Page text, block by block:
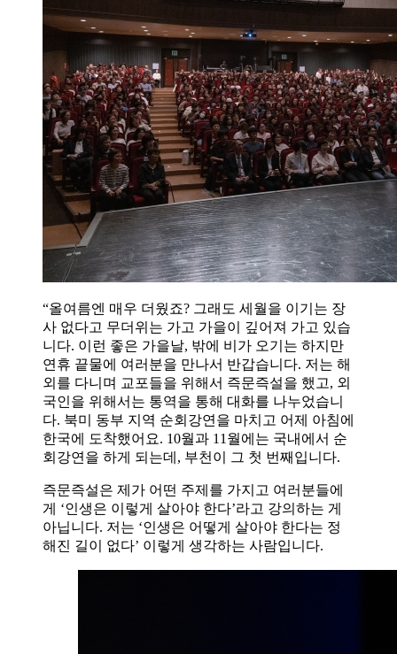
“올여름엔 매우 더웠죠? 그래도 세월을 이기는 장
사 없다고 무더위는 가고 가을이 깊어져 가고 있습
니다. 이런 좋은 가을날, 밖에 비가 오기는 하지만
연휴 끝물에 여러분을 만나서 반갑습니다. 저는 해
외를 다니며 교포들을 위해서 즉문즉설을 했고, 외
국인을 위해서는 통역을 통해 대화를 나누었습니
다. 북미 동부 지역 순회강연을 마치고 어제 아침에
한국에 도착했어요. 10월과 11월에는 국내에서 순
회강연을 하게 되는데, 부천이 그 첫 번째입니다.
즉문즉설은 제가 어떤 주제를 가지고 여러분들에
게 ‘인생은 이렇게 살아야 한다’라고 강의하는 게
아닙니다. 저는 ‘인생은 어떻게 살아야 한다는 정
해진 길이 없다’ 이렇게 생각하는 사람입니다.